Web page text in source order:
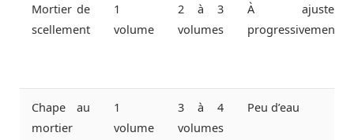
Mortier de
scellement
1
volume
2 à 3
volumes
À ajuster
progressivement
Chape au
mortier
1
volume
3 à 4
volumes
Peu d’eau